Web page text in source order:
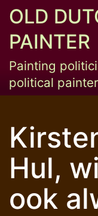
Skip
content
OLD
PAINTER
Painting
political painter
Hul,
ook